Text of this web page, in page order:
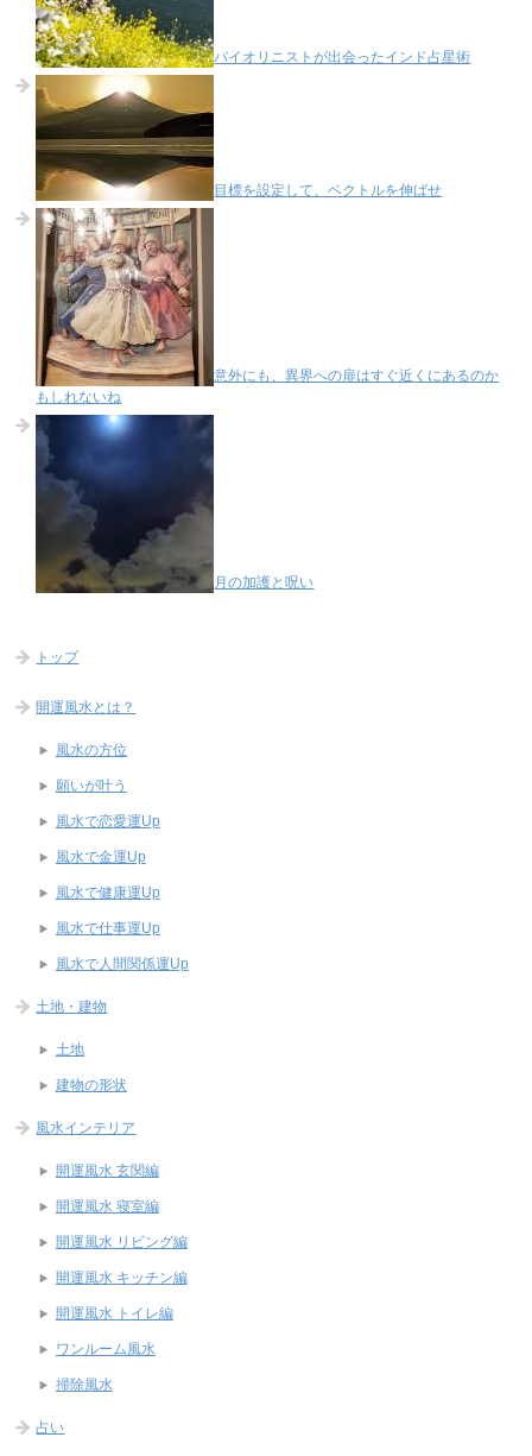
バイオリニストが出会ったインド占星術
目標を設定して、ベクトルを伸ばせ
意外にも、異界への扉はすぐ近くにあるのか
もしれないね
月の加護と呪い
トップ
開運風水とは？
風水の方位
願いが叶う
風水で恋愛運Up
風水で金運Up
風水で健康運Up
風水で仕事運Up
風水で人間関係運Up
土地・建物
土地
建物の形状
風水インテリア
開運風水 玄関編
開運風水 寝室編
開運風水 リビング編
開運風水 キッチン編
開運風水 トイレ編
ワンルーム風水
掃除風水
占い